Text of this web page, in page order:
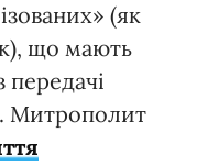
(як
що мають
передачі
Митрополит